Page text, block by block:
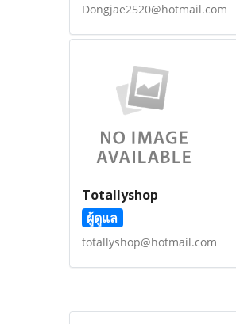
Dongjae2520@hotmail.com
Totallyshop
ผู้ดูแล
totallyshop@hotmail.com